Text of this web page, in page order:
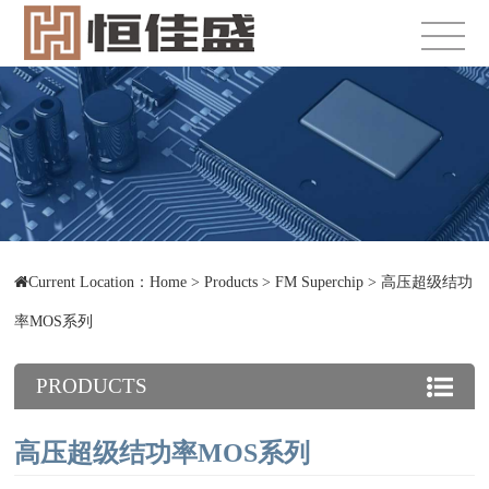
Current Location：Home >Products >FM Superchip >高压超级结功
率MOS系列
PRODUCTS
高压超级结功率MOS系列